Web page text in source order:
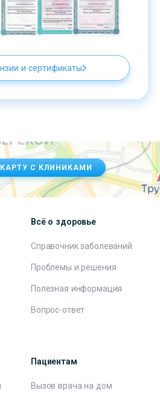
и сертификаты
С КЛИНИКАМИ
Всё о здоровье
Справочник заболеваний
Проблемы и решения
Полезная информация
Вопрос-ответ
Пациентам
Вызов врача на дом